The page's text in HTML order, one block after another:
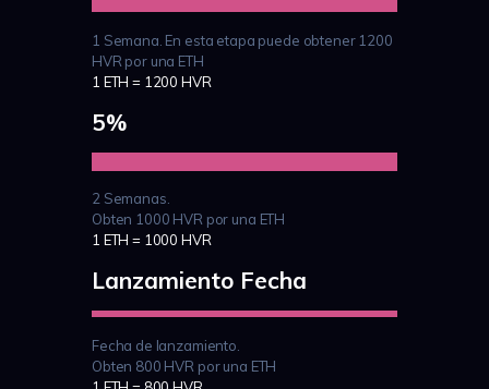
1 Semana. En esta etapa puede obtener 1200
HVR por una ETH
1 ETH = 1200 HVR
5%
2 Semanas.
Obten 1000 HVR por una ETH
1 ETH = 1000 HVR
Lanzamiento Fecha
Fecha de lanzamiento.
Obten 800 HVR por una ETH